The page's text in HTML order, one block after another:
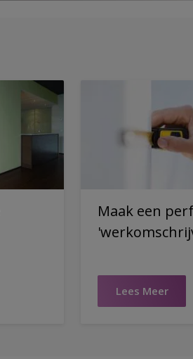
Maak een
Lees Meer